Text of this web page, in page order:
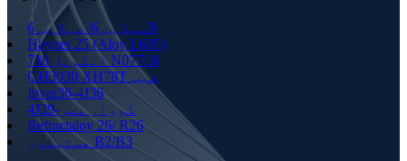
سټلایټ 6/ سټلایټ 6B
Haynes 25 (Aloy L605)
انکونل 718 N07718
GH3030 XH78T شیټ
Invar36-4J36
4J29-کووار مصر
Refractaloy 26/ R26
هستیلوی B2/B3